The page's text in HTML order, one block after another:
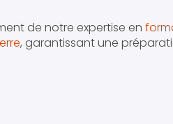
de notre expertise en
, garantissant une